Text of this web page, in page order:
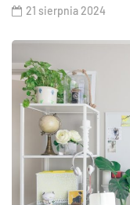
21 sierpnia 2024